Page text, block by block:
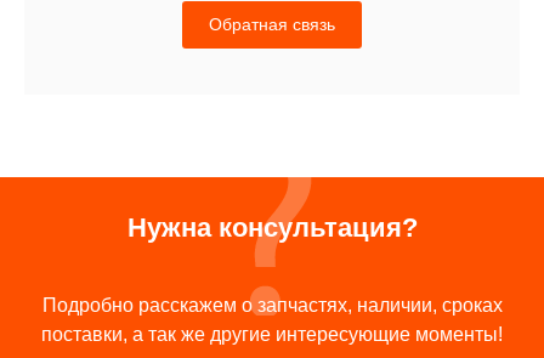
Обратная связь
Нужна консультация?
Подробно расскажем о запчастях, наличии, сроках
поставки, а так же другие интересующие моменты!